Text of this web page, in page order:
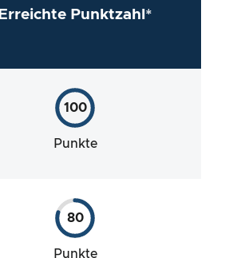
Erreichte Punktzahl*
100
Punkte
80
Punkte